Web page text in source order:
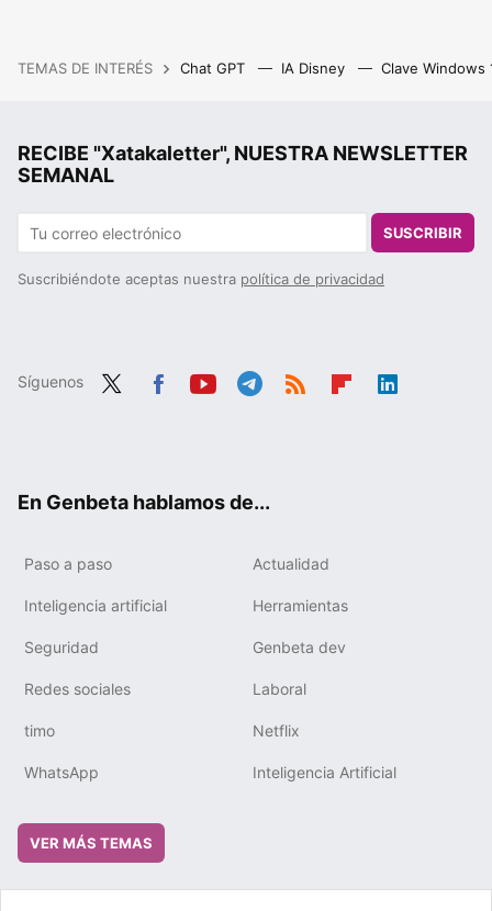
TEMAS DE INTERÉS Chat GPT IA Disney Clave Windows
RECIBE "Xatakaletter", NUESTRA NEWSLETTER
SEMANAL
SUSCRIBIR
Suscribiéndote aceptas nuestra política de privacidad
Síguenos
En Genbeta hablamos de...
Paso a paso Actualidad
Inteligencia artificial Herramientas
Seguridad Genbeta dev
Redes sociales Laboral
timo Netflix
WhatsApp Inteligencia Artificial
VER MÁS TEMAS